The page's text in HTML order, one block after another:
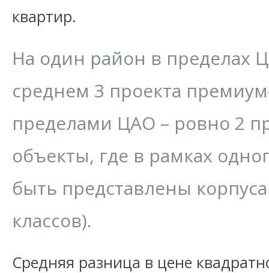
квартир.
На один район в пределах
среднем 3 проекта
пределами ЦАО – ровно 2
объекты, где в рамках
быть представлены
классов).
Средняя разница в цене